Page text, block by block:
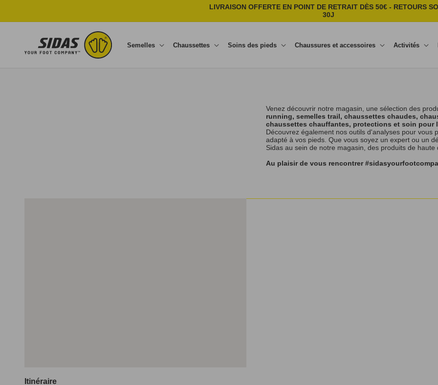
LIVRAISON OFFERTE EN POINT DE RETRAIT DÈS 50€ - RETOURS
30J
Semelles Chaussettes Soins des pieds Chaussures et accessoires Activités
Venez découvrir notre magasin, une sélection des
running, semelles trail, chaussettes chaudes,
chaussettes chauffantes, protections et soin pour
Découvrez également nos outils d'analyses pour
adapté à vos pieds. Que vous soyez un expert ou un
Sidas au sein de notre magasin, des produits de
Au plaisir de vous rencontrer
Itinéraire